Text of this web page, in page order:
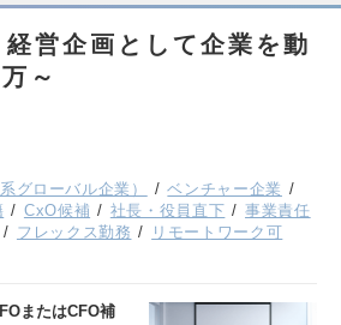
営企画として企業を動
～
グローバル企業）
ベンチャー企業
CxO候補 社長・役員直下
事業責任
フレックス勤務
リモートワーク可
またはCFO補